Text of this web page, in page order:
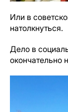
Или в
натолкнуться.
Дело в
окончательно